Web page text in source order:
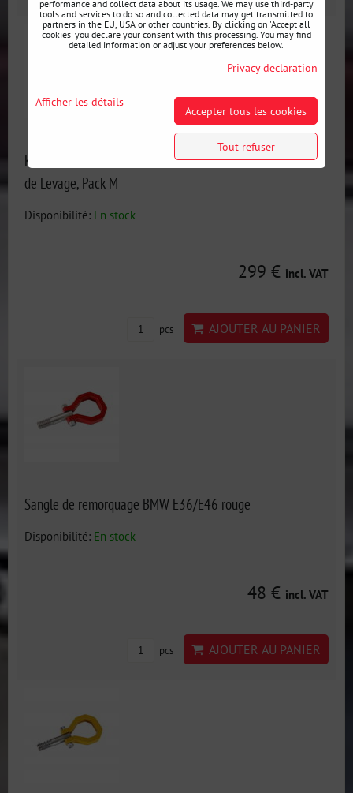
Kit Barre de Protection Avant et Arrière BMW E36 + Point
de Levage, Pack M
Disponibilité: En stock
299 € incl. VAT
pcs AJOUTER AU PANIER
Sangle de remorquage BMW E36/E46 rouge
Disponibilité: En stock
48 € incl. VAT
pcs AJOUTER AU PANIER
performance and collect data about its usage. We may use third-party
tools and services to do so and collected data may get transmitted to
partners in the EU, USA or other countries. By clicking on 'Accept all
cookies' you declare your consent with this processing. You may find
detailed information or adjust your preferences below.
Privacy declaration
Afficher les détails
Accepter tous les cookies
Tout refuser